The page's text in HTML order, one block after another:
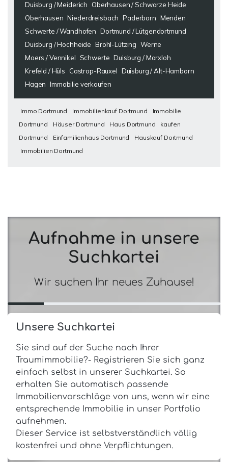
Duisburg / Meiderich
Oberhausen / Schwarze Heide
Oberhausen Niederdreisbach Paderborn Menden
Schwerte / Wandhofen Dortmund / Lütgendortmund
Duisburg / Hochheide Brohl-Lützing Werne
Moers / Vennikel
Schwerte Duisburg / Marxloh
Krefeld / Hüls
Castrop-Rauxel Duisburg / Alt-Hamborn
Hagen Immobilie verkaufen
Immo Dortmund Immobilienkauf Dortmund
Immobilie
Dortmund
Häuser Dortmund Haus Dortmund
kaufen
Dortmund
Einfamilienhaus Dortmund
Hauskauf Dortmund
Immobilien Dortmund